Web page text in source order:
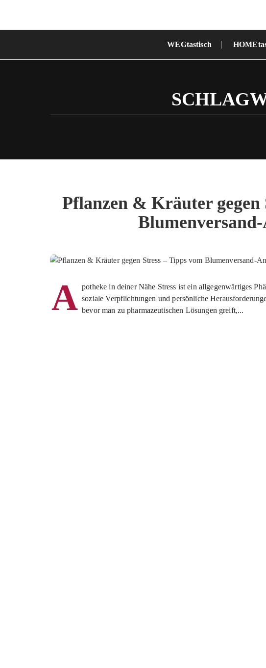
content
WEGtastisch
Pflanzen & Kräuter gegen
A potheke in deiner Nähe Stress ist ein allgegenwärtiges
soziale Verpflichtungen und persönliche
bevor man zu pharmazeutischen Lösungen greift,...